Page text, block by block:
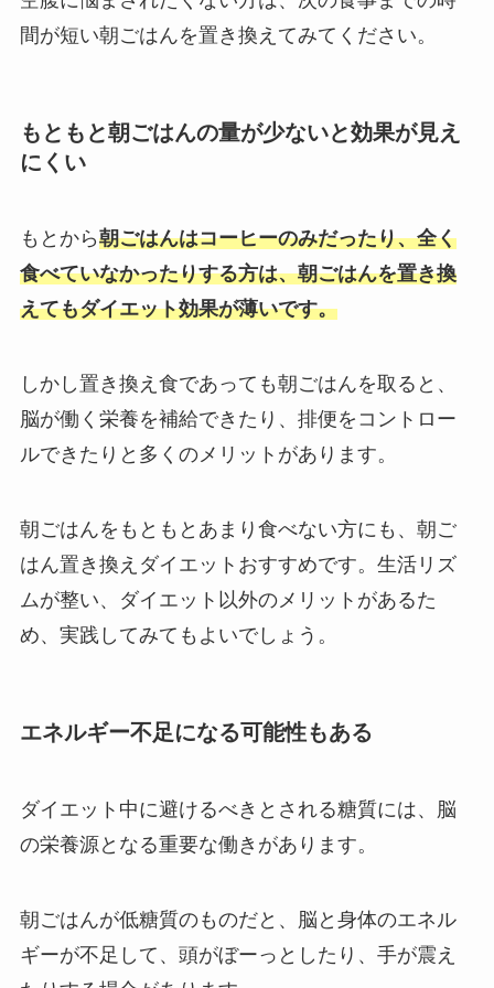
間が短い朝ごはんを置き換えてみてください。
もともと朝ごはんの量が少ないと効果が見え
にくい
もとから朝ごはんはコーヒーのみだったり、全く
食べていなかったりする方は、朝ごはんを置き換
えてもダイエット効果が薄いです。
しかし置き換え食であっても朝ごはんを取ると、
脳が働く栄養を補給できたり、排便をコントロー
ルできたりと多くのメリットがあります。
朝ごはんをもともとあまり食べない方にも、朝ご
はん置き換えダイエットおすすめです。 生活リズ
ムが整い、ダイエット以外のメリットがあるた
め、実践してみてもよいでしょう。
エネルギー不足になる可能性もある
ダイエット中に避けるべきとされる糖質には、脳
の栄養源となる重要な働きがあります。
朝ごはんが低糖質のものだと、脳と身体のエネル
ギーが不足して、頭がぼーっとしたり、手が震え